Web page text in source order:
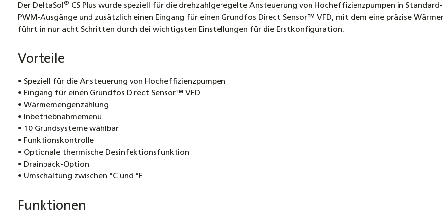
64,90 €
Der DeltaSol ® CS Plus wurde speziell für die drehzahlgeregelte Ansteuerung von Hocheffizienzpumpen in
PWM-Ausgänge und zusätzlich einen Eingang für einen Grundfos Direct Sensor™ VFD, mit dem eine präzise
führt in nur acht Schritten durch dei wichtigsten Einstellungen für die Erstkonfiguration.
Vorteile
• Speziell für die Ansteuerung von Hocheffizienzpumpen
• Eingang für einen Grundfos Direct Sensor™ VFD
• Wärmemengenzählung
• Inbetriebnahmemenü
• 10 Grundsysteme wählbar
• Funktionskontrolle
• Optionale thermische Desinfektionsfunktion
• Drainback-Option
• Umschaltung zwischen °C und °F
Funktionen